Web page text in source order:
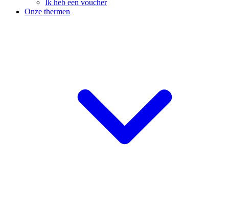
Ik heb een voucher
Onze thermen